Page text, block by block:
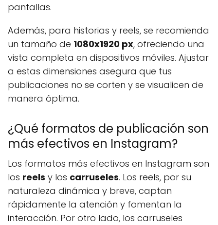
pantallas.
Además, para historias y reels, se recomienda
un tamaño de 1080x1920 px, ofreciendo una
vista completa en dispositivos móviles. Ajustar
a estas dimensiones asegura que tus
publicaciones no se corten y se visualicen de
manera óptima.
¿Qué formatos de publicación son
más efectivos en Instagram?
Los formatos más efectivos en Instagram son
los reels y los carruseles. Los reels, por su
naturaleza dinámica y breve, captan
rápidamente la atención y fomentan la
interacción. Por otro lado, los carruseles